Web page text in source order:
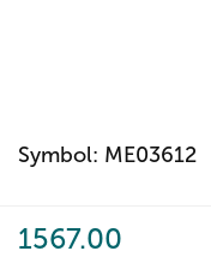
Symbol: ME03612
1567.00